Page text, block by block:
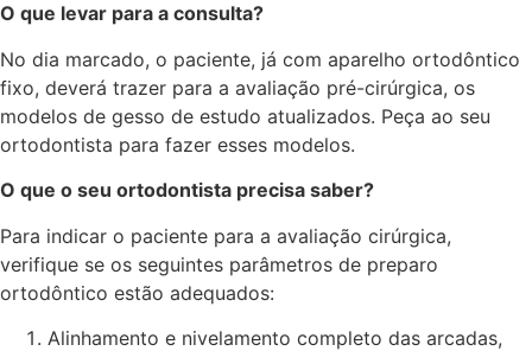
O que levar para a consulta?
No dia marcado, o paciente, já com aparelho ortodôntico
fixo, deverá trazer para a avaliação pré-cirúrgica, os
modelos de gesso de estudo atualizados. Peça ao seu
ortodontista para fazer esses modelos.
O que o seu ortodontista precisa saber?
Para indicar o paciente para a avaliação cirúrgica,
verifique se os seguintes parâmetros de preparo
ortodôntico estão adequados:
Alinhamento e nivelamento completo das arcadas,